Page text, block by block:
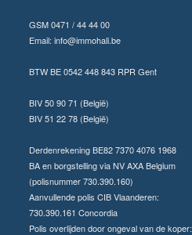
GSM 0471 / 44 44 00
Email: info@immohali.be
BTW BE 0542 448 843 RPR Gent
BIV 50 90 71 (België)
BIV 51 22 78 (België)
Derdenrekening BE82 7370 4076 1968
BA en borgstelling via NV AXA Belgium
(polisnummer 730.390.160)
Aanvullende polis CIB Vlaanderen:
730.390.161 Concordia
Polis overlijden door ongeval van de koper: